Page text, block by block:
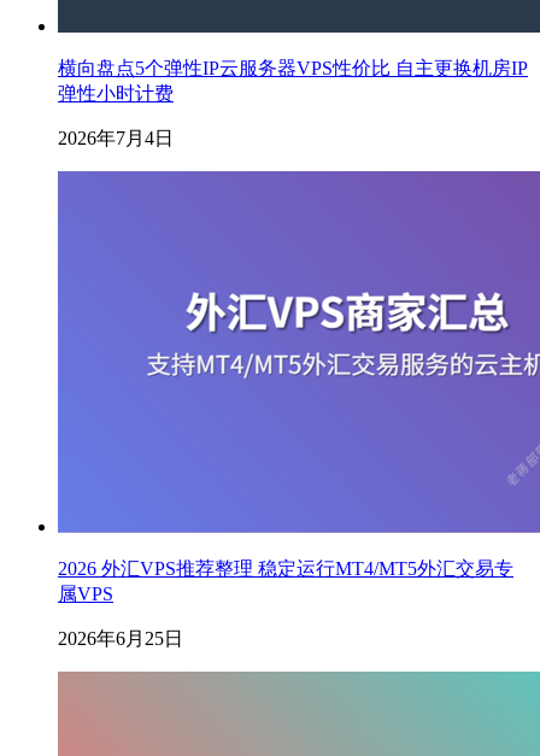
横向盘点5个弹性IP云服务器VPS性价比 自主更换机房IP
弹性小时计费
2026年7月4日
2026 外汇VPS推荐整理 稳定运行MT4/MT5外汇交易专
属VPS
2026年6月25日